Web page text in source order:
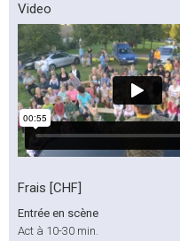
Video
Frais [CHF]
Entrée en scène
Act à 10-30 min.